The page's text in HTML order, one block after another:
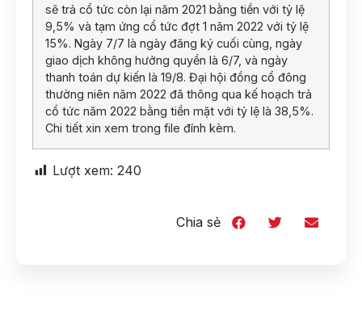
sẽ trả cổ tức còn lại năm 2021 bằng tiền với tỷ lệ
9,5% và tạm ứng cổ tức đợt 1 năm 2022 với tỷ lệ
15%. Ngày 7/7 là ngày đăng ký cuối cùng, ngày
giao dịch không hưởng quyền là 6/7, và ngày
thanh toán dự kiến là 19/8. Đại hội đồng cổ đông
thường niên năm 2022 đã thông qua kế hoạch trả
cổ tức năm 2022 bằng tiền mặt với tỷ lệ là 38,5%.
Chi tiết xin xem trong file đính kèm.
Lượt xem: 240
Chia sẻ